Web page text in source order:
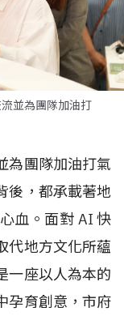
並為團隊加油打
為團隊加油打氣
後，都承載著地
血。面對 AI快
代地方文化所蘊
一座以人為本的
孕育創意，市府